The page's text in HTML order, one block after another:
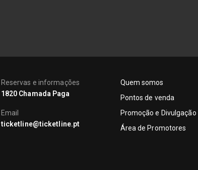
Reservas e informações
1820 Chamada Paga
Email
ticketline@ticketline.pt
Quem somos
Pontos de venda
Promoção e Divulgação
Área de Promotores